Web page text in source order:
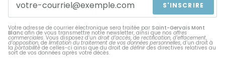
S'INSCRIRE
Votre adresse de courrier électronique sera traitée par Saint-Gervais Mont
Blanc afin de vous transmettre notre newsletter, ainsi que nos offres
commerciales. Vous disposez d’un droit d’accès, de rectification, d’effacement,
d’opposition, de limitation du traitement de vos données personnelles, d’un droit à
la portabilité de celles-ci ainsi que du droit de définir des directives relatives au
sort de vos données après votre décès.